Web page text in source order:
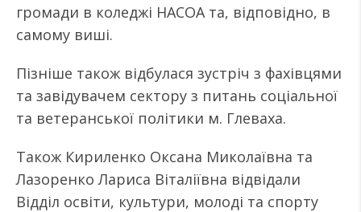
громади в коледжі НАСОА та, відповідно, в
самому виші.
Пізніше також відбулася зустріч з фахівцями
та завідувачем сектору з питань соціальної
та ветеранської політики м. Глеваха.
Також Кириленко Оксана Миколаївна та
Лазоренко Лариса Віталіївна відвідали
Відділ освіти, культури, молоді та спорту